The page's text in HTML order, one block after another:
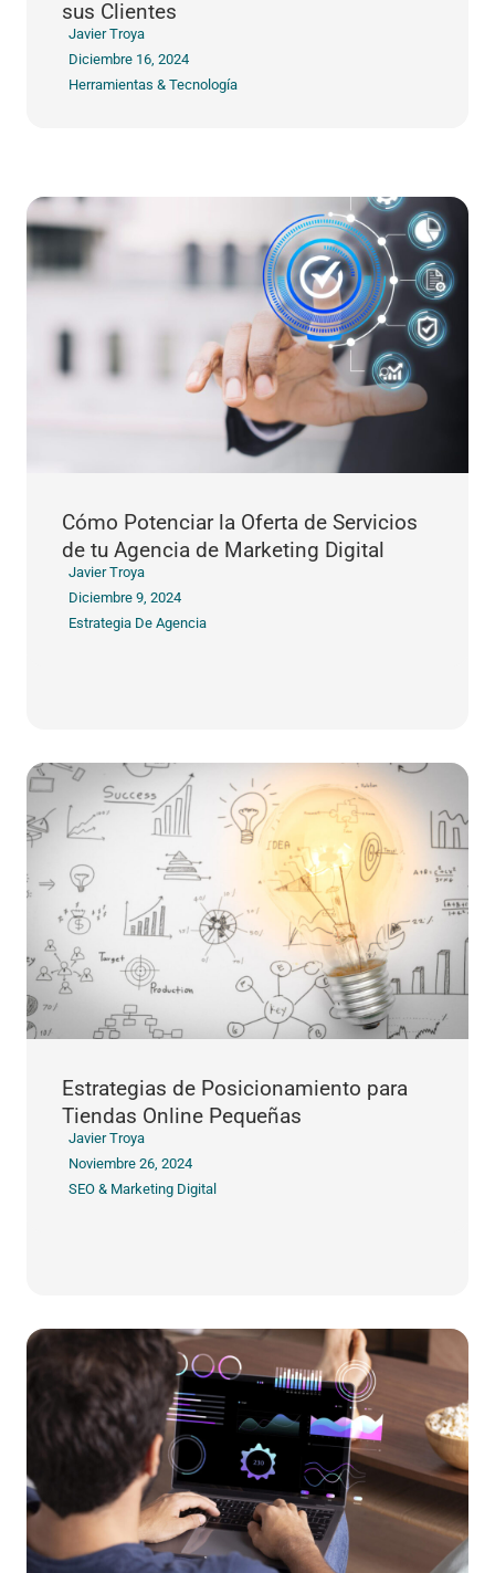
sus Clientes
Javier Troya
Diciembre 16, 2024
Herramientas & Tecnología
Cómo Potenciar la Oferta de Servicios
de tu Agencia de Marketing Digital
Javier Troya
Diciembre 9, 2024
Estrategia De Agencia
Estrategias de Posicionamiento para
Tiendas Online Pequeñas
Javier Troya
Noviembre 26, 2024
SEO & Marketing Digital